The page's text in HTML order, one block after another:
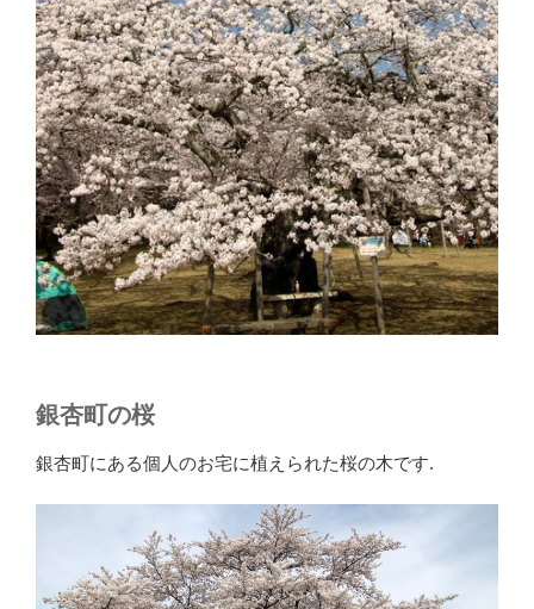
銀杏町の桜
銀杏町にある個人のお宅に植えられた桜の木です.